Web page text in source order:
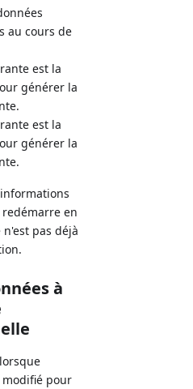
au cours de
est la
générer la
est la
générer la
en
pas déjà
à
modifié pour